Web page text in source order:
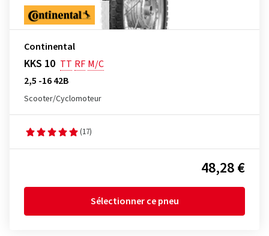
Continental
KKS 10 TT RF M/C
2,5 -16 42B
Scooter/Cyclomoteur
(17)
48,28 €
Sélectionner ce pneu